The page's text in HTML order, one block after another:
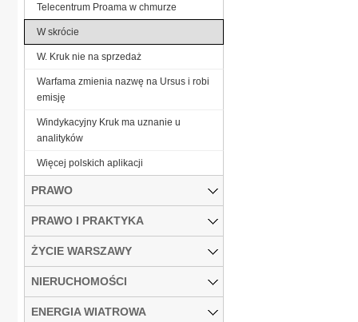
Telecentrum Proama w chmurze
W skrócie
W. Kruk nie na sprzedaż
Warfama zmienia nazwę na Ursus i robi
emisję
Windykacyjny Kruk ma uznanie u
analityków
Więcej polskich aplikacji
PRAWO
PRAWO I PRAKTYKA
ŻYCIE WARSZAWY
NIERUCHOMOŚCI
ENERGIA WIATROWA